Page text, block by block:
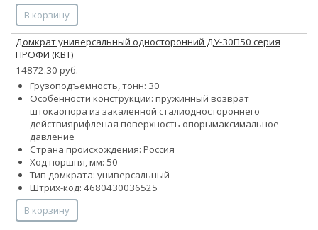
В корзину
Домкрат универсальный односторонний ДУ-30П50 серия
ПРОФИ (КВТ)
14872.30 руб.
Грузоподъемность, тонн: 30
Особенности конструкции: пружинный возврат
штокаопора из закаленной сталиодностороннего
действиярифленая поверхность опорымаксимальное
давление
Страна происхождения: Россия
Ход поршня, мм: 50
Тип домкрата: универсальный
Штрих-код: 4680430036525
В корзину